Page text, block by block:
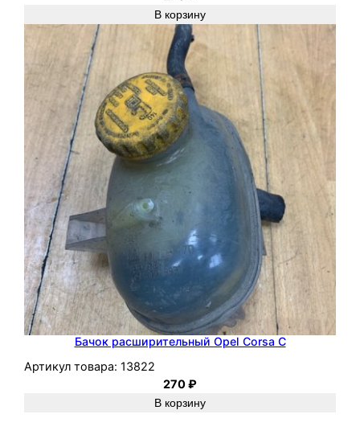
В корзину
Бачок расширительный Opel Corsa C
Артикул товара: 13822
270₽
В корзину